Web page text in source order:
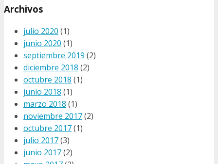
Archivos
julio 2020 (1)
junio 2020 (1)
septiembre 2019 (2)
diciembre 2018 (2)
octubre 2018 (1)
junio 2018 (1)
marzo 2018 (1)
noviembre 2017(2)
octubre 2017(1)
julio 2017(3)
junio 2017(2)